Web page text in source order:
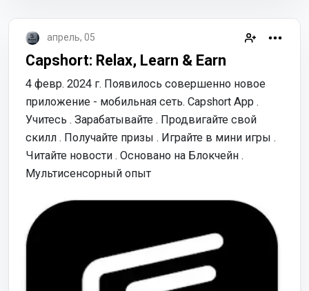
апрель, 05
Capshort: Relax, Learn & Earn
4 февр. 2024 г. Появилось совершенно новое
приложение - мобильная сеть. Capshort App .
Учитесь . Зарабатывайте . Продвигайте свой
скилл . Получайте призы . Играйте в мини игры .
Читайте новости . Основано на Блокчейн .
Мультисенсорный опыт